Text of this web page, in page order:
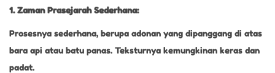
1. Zaman Prasejarah Sederhana:
Prosesnya sederhana, berupa adonan yang dipanggang di atas
bara api atau batu panas. Teksturnya kemungkinan keras dan
padat.